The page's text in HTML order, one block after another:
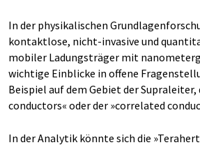
In der physikalischen
kontaktlose, nicht-invasive und
mobiler Ladungsträger mit
wichtige Einblicke in offene
Beispiel auf dem Gebiet der
conductors« oder der »correlated
In der Analytik könnte sich die